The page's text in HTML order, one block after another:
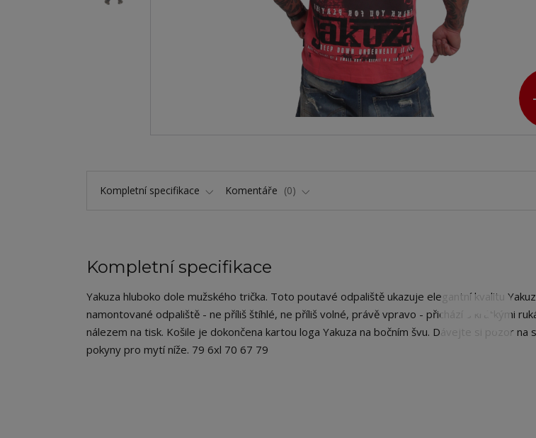
Kompletní specifikace Komentáře 0
Kompletní specifikace
Yakuza hluboko dole mužského trička. Toto poutavé odpaliště ukazuje elegantní kvalitu
namontované odpaliště - ne příliš štíhlé, ne příliš volné, právě vpravo - přichází s krátkými
nálezem na tisk. Košile je dokončena kartou loga Yakuza na bočním švu. Dávejte si pozor na
pokyny pro mytí níže. 79 6xl 70 67 79